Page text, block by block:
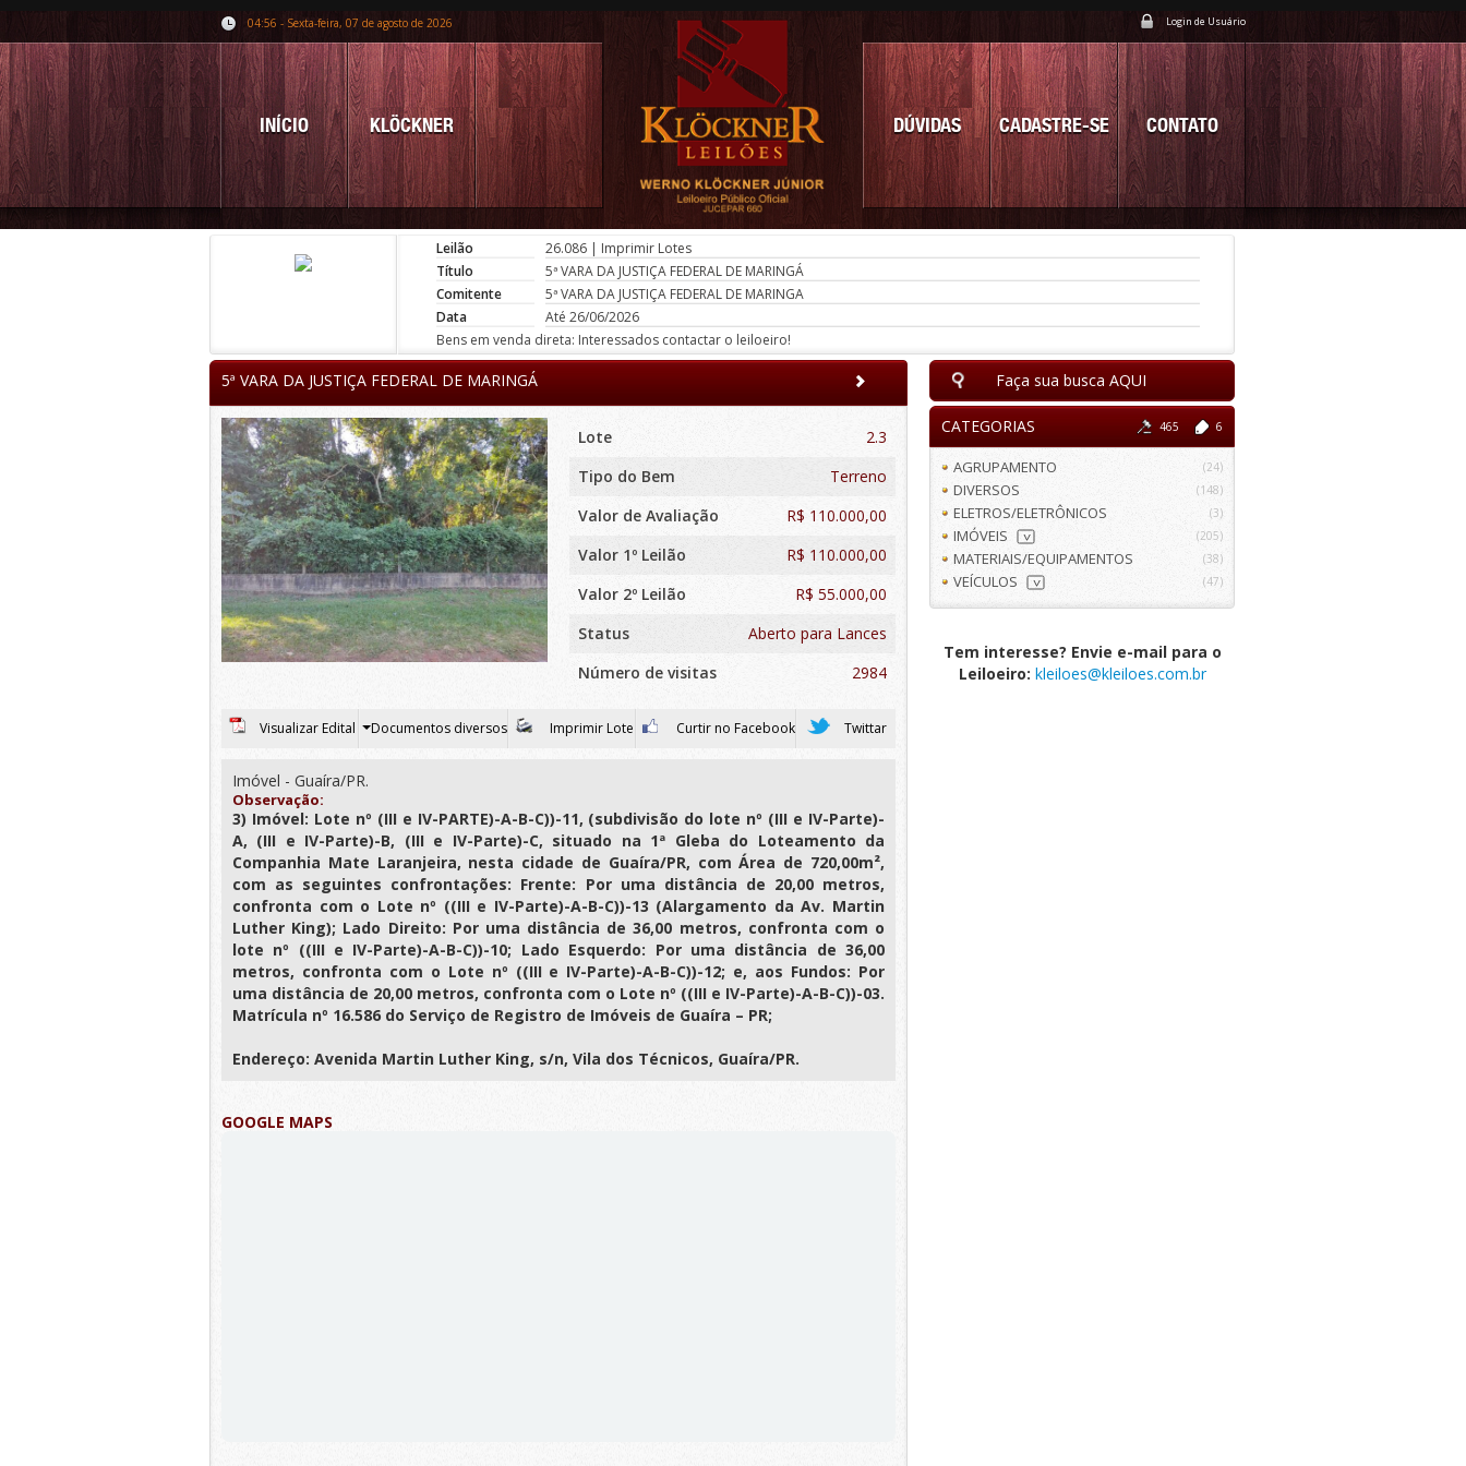
04:56 - Sexta-feira, 07 de agosto de 2026 Login de Usuário
INÍCIO KLÖCKNER CONTATO
CADASTRE-SE
DÚVIDAS
Leilão 26.086 | Imprimir Lotes
Título
5ª VARA DA JUSTIÇA FEDERAL DE MARINGÁ
Comitente
5ª VARA DA JUSTIÇA FEDERAL DE MARINGA
Data
Até 26/06/2026
Bens em venda direta: Interessados contactar o leiloeiro!
5ª VARA DA JUSTIÇA FEDERAL DE MARINGÁ
Lote
2.3
Tipo do Bem
Terreno
Valor de Avaliação
R$ 110.000,00
Valor 1º Leilão
R$ 110.000,00
Valor 2º Leilão
R$ 55.000,00
Status
Aberto para Lances
Número de visitas
2984
Visualizar Edital Documentos diversos Imprimir Lote Curtir no Facebook Twittar
Imóvel - Guaíra/PR.
Observação:
3) Imóvel: Lote nº (III e IV-PARTE)-A-B-C))-11, (subdivisão do lote nº (III e IV-Parte)-
A, (III e IV-Parte)-B, (III e IV-Parte)-C, situado na 1ª Gleba do Loteamento da
Companhia Mate Laranjeira, nesta cidade de Guaíra/PR, com Área de 720,00m²,
com as seguintes confrontações: Frente: Por uma distância de 20,00 metros,
confronta com o Lote nº ((III e IV-Parte)-A-B-C))-13 (Alargamento da Av. Martin
Luther King); Lado Direito: Por uma distância de 36,00 metros, confronta com o
lote nº ((III e IV-Parte)-A-B-C))-10; Lado Esquerdo: Por uma distância de 36,00
metros, confronta com o Lote nº ((III e IV-Parte)-A-B-C))-12; e, aos Fundos: Por
uma distância de 20,00 metros, confronta com o Lote nº ((III e IV-Parte)-A-B-C))-03.
Matrícula nº 16.586 do Serviço de Registro de Imóveis de Guaíra – PR;
Endereço: Avenida Martin Luther King, s/n, Vila dos Técnicos, Guaíra/PR.
GOOGLE MAPS
Faça sua busca AQUI
CATEGORIAS 465 6
AGRUPAMENTO (24)
DIVERSOS (148)
ELETROS/ELETRÔNICOS (3)
IMÓVEIS > (205)
MATERIAIS/EQUIPAMENTOS (38)
VEÍCULOS > (47)
Tem interesse? Envie e-mail para o
Leiloeiro: kleiloes@kleiloes.com.br